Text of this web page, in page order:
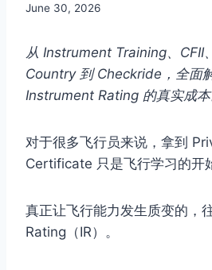
By
June 30, 2026
从 Instrument Training、CFII
Country 到 Checkride，全面
Instrument Rating 的真实成本
对于很多飞行员来说，拿到
Certificate 只是飞行学习的开
真正让飞行能力发生质变的，
Rating（IR）。